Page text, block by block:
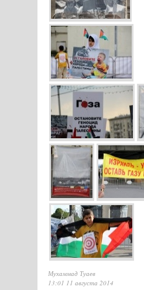
Мухаммад Туаев
13:01 11 августа 2014